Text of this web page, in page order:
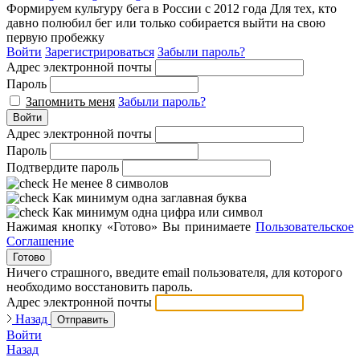
Формируем культуру бега в России с 2012 года Для тех, кто
давно полюбил бег или только собирается выйти на свою
первую пробежку
Войти Зарегистрироваться Забыли пароль?
Адрес электронной почты
Пароль
Запомнить меня Забыли пароль?
Войти
Адрес электронной почты
Пароль
Подтвердите пароль
Не менее 8 символов
Как минимум одна заглавная буква
Как минимум одна цифра или символ
Нажимая кнопку «Готово» Вы принимаете Пользовательское
Соглашение
Готово
Ничего страшного, введите email пользователя, для которого
необходимо восстановить пароль.
Адрес электронной почты
Назад
Отправить
Войти
Назад